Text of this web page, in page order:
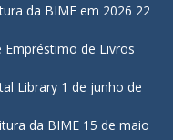
da BIME em 2026 22
de Livros
Library 1 de junho de
da BIME 15 de maio